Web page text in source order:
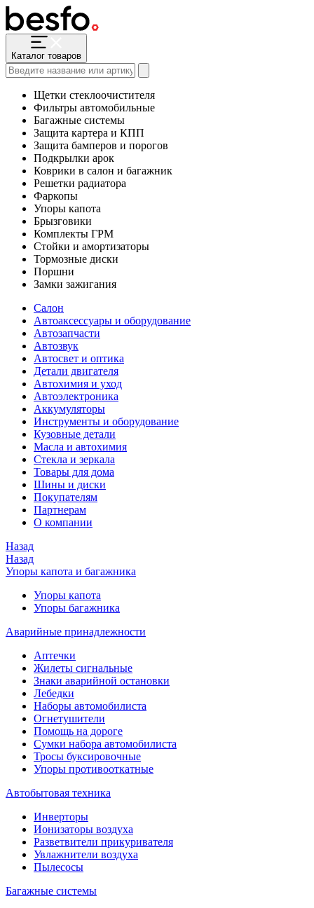
Каталог товаров
Щетки стеклоочистителя
Фильтры автомобильные
Багажные системы
Защита картера и КПП
Защита бамперов и порогов
Подкрылки арок
Коврики в салон и багажник
Решетки радиатора
Фаркопы
Упоры капота
Брызговики
Комплекты ГРМ
Стойки и амортизаторы
Тормозные диски
Поршни
Замки зажигания
Салон
Автоаксессуары и оборудование
Автозапчасти
Автозвук
Автосвет и оптика
Детали двигателя
Автохимия и уход
Автоэлектроника
Аккумуляторы
Инструменты и оборудование
Кузовные детали
Масла и автохимия
Стекла и зеркала
Товары для дома
Шины и диски
Покупателям
Партнерам
О компании
Назад
Назад
Упоры капота и багажника
Упоры капота
Упоры багажника
Аварийные принадлежности
Аптечки
Жилеты сигнальные
Знаки аварийной остановки
Лебедки
Наборы автомобилиста
Огнетушители
Помощь на дороге
Сумки набора автомобилиста
Тросы буксировочные
Упоры противооткатные
Автобытовая техника
Инверторы
Ионизаторы воздуха
Разветвители прикуривателя
Увлажнители воздуха
Пылесосы
Багажные системы